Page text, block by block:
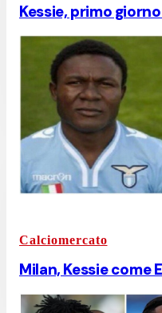
Kessie, primo
Calciomercato
Milan, Kessie come